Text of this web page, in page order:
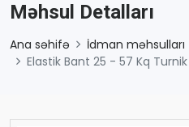
Məhsul Detalları
Ana səhifə
İdman məhsulları
Elastik Bant 25 - 57 Kq